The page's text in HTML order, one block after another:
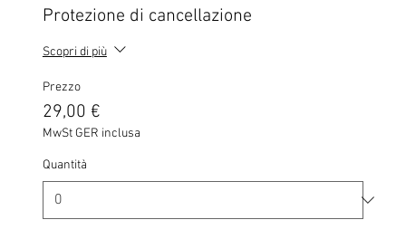
Protezione di cancellazione
Scopri di più
Prezzo
29,00 €
MwSt GER inclusa
Quantità